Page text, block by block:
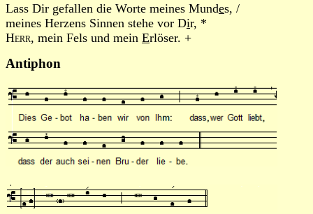
Lass Dir gefallen die Worte meines Mundes, /
meines Herzens Sinnen stehe vor Dir, *
Herr, mein Fels und mein Erlöser. +
Antiphon